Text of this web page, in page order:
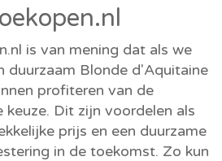
is van mening dat als we
duurzaam Blonde d'Aquitaine
profiteren van de
keuze. Dit zijn voordelen als
prijs en een duurzame
in de toekomst. Zo kun